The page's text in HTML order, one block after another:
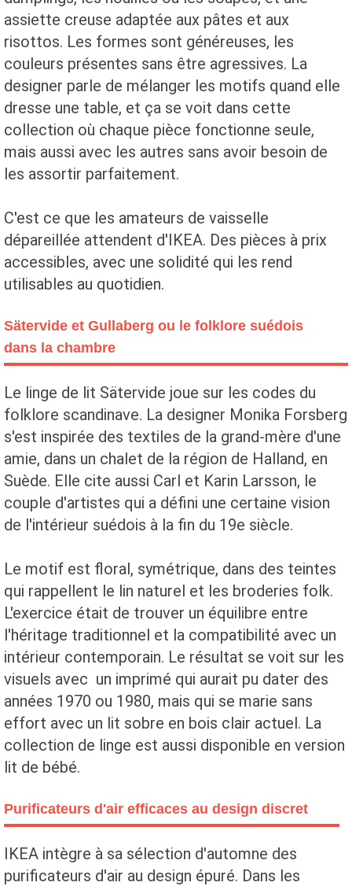
assiette creuse adaptée aux pâtes et aux
risottos. Les formes sont généreuses, les
couleurs présentes sans être agressives. La
designer parle de mélanger les motifs quand elle
dresse une table, et ça se voit dans cette
collection où chaque pièce fonctionne seule,
mais aussi avec les autres sans avoir besoin de
les assortir parfaitement.
C'est ce que les amateurs de vaisselle
dépareillée attendent d'IKEA. Des pièces à prix
accessibles, avec une solidité qui les rend
utilisables au quotidien.
Sätervide et Gullaberg ou le folklore suédois
dans la chambre
Le linge de lit Sätervide joue sur les codes du
folklore scandinave. La designer Monika Forsberg
s'est inspirée des textiles de la grand-mère d'une
amie, dans un chalet de la région de Halland, en
Suède. Elle cite aussi Carl et Karin Larsson, le
couple d'artistes qui a défini une certaine vision
de l'intérieur suédois à la fin du 19e siècle.
Le motif est floral, symétrique, dans des teintes
qui rappellent le lin naturel et les broderies folk.
L'exercice était de trouver un équilibre entre
l'héritage traditionnel et la compatibilité avec un
intérieur contemporain. Le résultat se voit sur les
visuels avec un imprimé qui aurait pu dater des
années 1970 ou 1980, mais qui se marie sans
effort avec un lit sobre en bois clair actuel. La
collection de linge est aussi disponible en version
lit de bébé.
Purificateurs d'air efficaces au design discret
IKEA intègre à sa sélection d'automne des
purificateurs d'air au design épuré. Dans les